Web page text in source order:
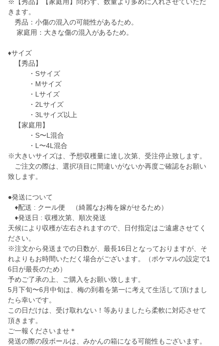
きます。
秀品：小傷の混入の可能性があるため。
家庭用：大きな傷の混入があるため。
♦︎サイズ
【秀品】
・Sサイズ
・Mサイズ
・Lサイズ
・2Lサイズ
・3Lサイズ以上
【家庭用】
・S〜L混合
・L〜4L混合
※大きいサイズは、予想収穫量に達し次第、受注停止致します。
ご注文の際は、選択項目に間違いがないか再度ご確認をお願い
致します。
●発送について
♦︎配送 : クール便 （綺麗なお梅を嫁がせるため）
♦︎発送日 : 収穫次第、順次発送
天候により収穫が左右されますので、日付指定はご遠慮させてく
ださい。
※注文から発送までの日数が、最長16日となっておりますが、そ
れよりもお時間いただく場合がございます。（ポケマルの設定で1
6日が最長のため）
予めご了承の上、ご購入をお願い致します。
5月下旬〜6月中旬は、梅の到着を第一に考えて生活して頂けまし
たら幸いです。
この日だけは、受け取れない！等ありましたら柔軟に対応させて
頂きます。
ご一報くださいませ＊
発送の際の段ボールは、みかんの箱になる可能性もございます。